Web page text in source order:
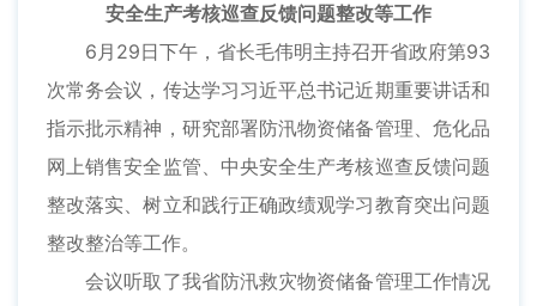
安全生产考核巡查反馈问题整改等工作
6月29日下午，省长毛伟明主持召开省政府第93
次常务会议，传达学习习近平总书记近期重要讲话和
指示批示精神，研究部署防汛物资储备管理、危化品
网上销售安全监管、中央安全生产考核巡查反馈问题
整改落实、树立和践行正确政绩观学习教育突出问题
整改整治等工作。
会议听取了我省防汛救灾物资储备管理工作情况